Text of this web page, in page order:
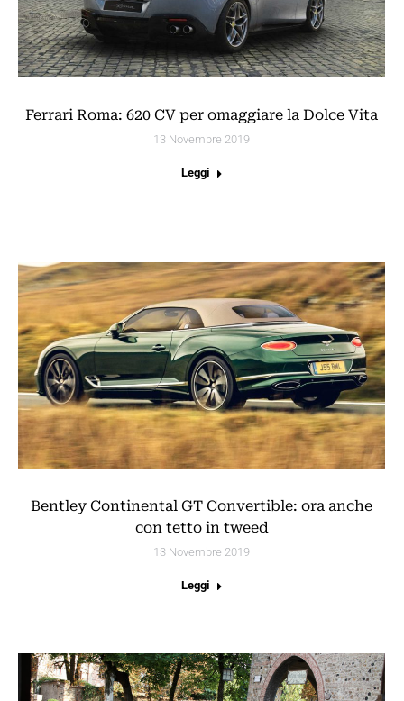
Ferrari Roma: 620 CV per omaggiare la Dolce Vita
13 Novembre 2019
Leggi
Bentley Continental GT Convertible: ora anche
con tetto in tweed
13 Novembre 2019
Leggi